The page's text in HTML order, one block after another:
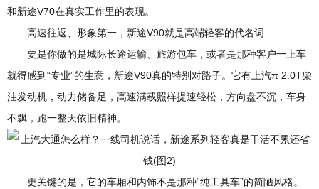
和新途V70在真实工作里的表现。
高速往返、形象第一，新途V90就是高端轻客的代名词
要是你做的是城际长途运输、旅游包车，或者是那种客户一上车
就得感到“专业”的生意，新途V90真的特别对路子。它有上汽π 2.0T柴
油发动机，动力储备足，高速满载照样提速轻松，方向盘不沉，车身
不飘，跑一整天依旧精神。
更关键的是，它的车厢和内饰不是那种“纯工具车”的简陋风格。